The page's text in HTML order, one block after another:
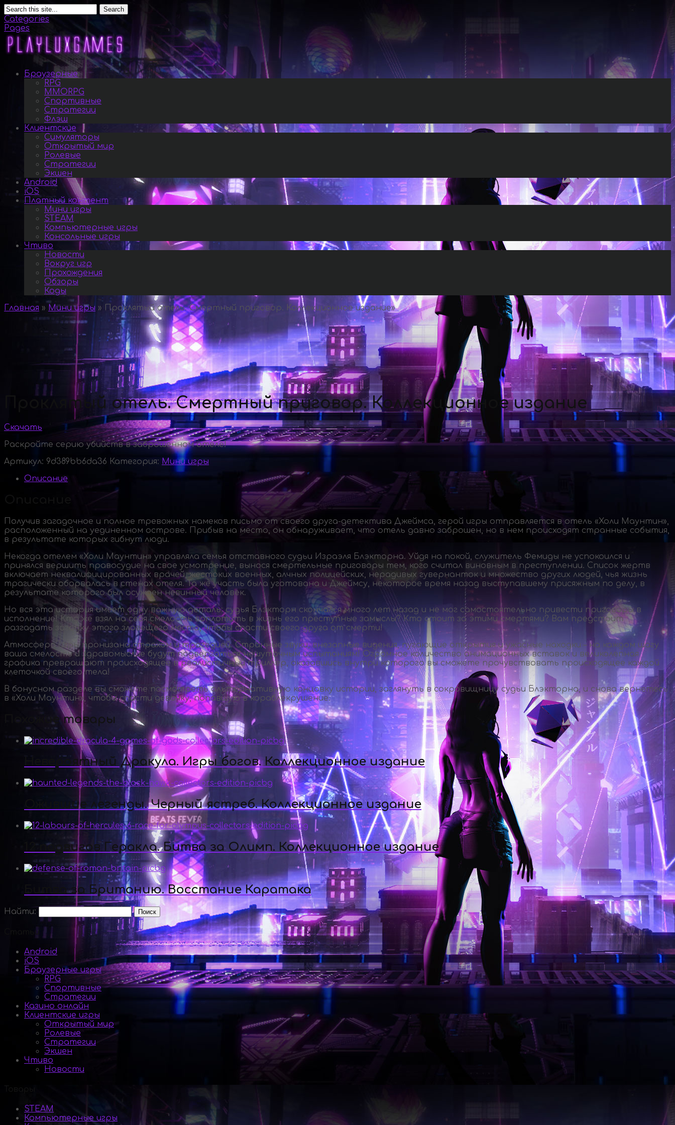
Search
Categories
Pages
Браузерные
RPG
MMORPG
Спортивные
Стратегии
Флэш
Клиентские
Симуляторы
Открытый мир
Ролевые
Стратегии
Экшен
Android
iOS
Платный контент
Мини игры
STEAM
Компьютерные игры
Консольные игры
Чтиво
Новости
Вокруг игр
Прохождения
Обзоры
Коды
Главная » Мини игры » Проклятый отель. Смертный приговор. Коллекционное издание»
Проклятый отель. Смертный приговор. Коллекционное издание
Скачать
Раскройте серию убийств в заброшенном отеле!
Артикул: 9d389bb6da36 Категория: Мини игры
Описание
Получив загадочное и полное тревожных намеков письмо от своего друга-детектива Джеймса, герой игры отправляется в отель «Холи Маунтин»,
расположенный на уединенном острове. Прибыв на место, он обнаруживает, что отель давно заброшен, но в нем происходят странные события,
в результате которых гибнут люди.
Некогда отелем «Холи Маунтин» управляла семья отставного судьи Израэля Блэкторна. Уйдя на покой, служитель Фемиды не успокоился и
принялся вершить правосудие на свое усмотрение, вынося смертельные приговоры тем, кого считал виновным в преступлении. Список жертв
включает неквалифицированных врачей, жестоких военных, алчных полицейских, нерадивых гувернанток и множество других людей, чья жизнь
трагически оборвалась в стенах отеля. Та же участь была уготована и Джеймсу, некоторое время назад выступавшему присяжным по делу, в
результате которого был осужден невинный человек.
Но вся эта история имеет одну важную деталь: судья Блэкторн скончался много лет назад и не мог самостоятельно привести приговоры в
исполнение! Кто же взял на себя смелость воплотить в жизнь его преступные замыслы? Кто стоит за этими смертями? Вам предстоит
разгадать загадку этого зловещего места, чтобы спасти своего друга от смерти!
Атмосфера игры пронизана страхом и трагедией. Странные звуки, внезапные видения, пугающие открытия и ужасные находки – на каждом шагу
ваша смелость и здравомыслие будут подвергаться нешуточным испытаниям! Огромное количество анимационных вставок и великолепная
графика превращают происходящее в реалистичный триллер, оказавшись внутри которого вы сможете прочувствовать происходящее каждой
клеточкой своего тела!
В бонусном разделе вы сможете посмотреть альтернативную концовку истории, заглянуть в сокровищницу судьи Блэкторна, и снова вернетесь
в «Холи Маунтин», чтобы спасти девочку, попавшую в кораблекрушение.
Похожие товары
Невероятный Дракула. Игры богов. Коллекционное издание
Ожившие легенды. Черный ястреб. Коллекционное издание
12 подвигов Геракла. Битва за Олимп. Коллекционное издание
Битва за Британию. Восстание Каратака
Найти:
Статьи
Android
iOS
Браузерные игры
RPG
Спортивные
Стратегии
Казино онлайн
Клиентские игры
Открытый мир
Ролевые
Стратегии
Экшен
Чтиво
Новости
STEAM
Компьютерные игры